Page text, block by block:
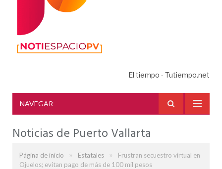
El tiempo - Tutiempo.net
NAVEGAR
Noticias de Puerto Vallarta
Página de inicio » Estatales »
Frustran secuestro virtual en
Ojuelos; evitan pago de más de 100 mil pesos